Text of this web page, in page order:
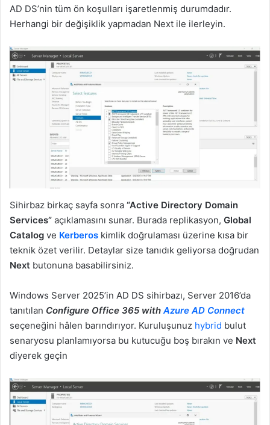
AD DS’nin tüm ön koşulları işaretlenmiş durumdadır.
Herhangi bir değişiklik yapmadan Next ile ilerleyin.
Sihirbaz birkaç sayfa sonra “Active Directory Domain
Services” açıklamasını sunar. Burada replikasyon, Global
Catalog ve Kerberos kimlik doğrulaması üzerine kısa bir
teknik özet verilir. Detaylar size tanıdık geliyorsa doğrudan
Next butonuna basabilirsiniz.
Windows Server 2025’in AD DS sihirbazı, Server 2016’da
tanıtılan Configure Office 365 withAzure AD Connect
seçeneğini hâlen barındırıyor. Kuruluşunuz hybrid bulut
senaryosu planlamıyorsa bu kutucuğu boş bırakın ve Next
diyerek geçin